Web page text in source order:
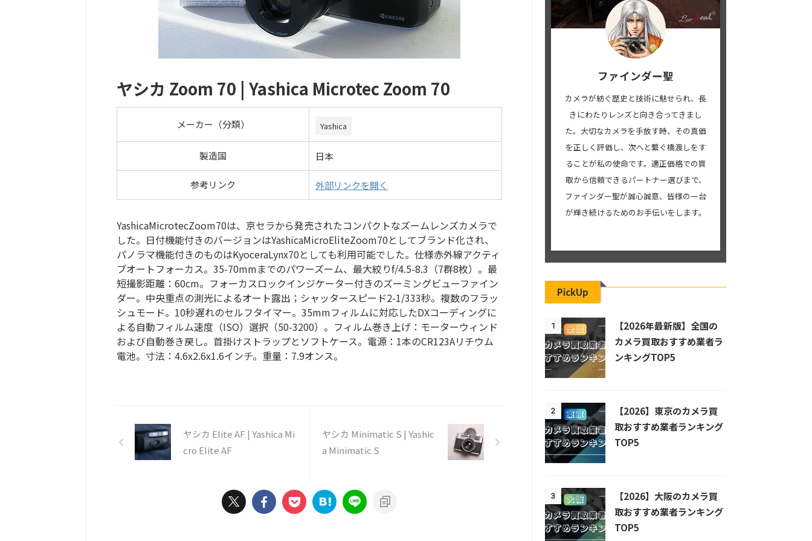
ヤシカ Zoom 70 | Yashica Microtec Zoom 70
メーカー（分類） Yashica
製造国 日本
参考リンク 外部リンクを開く
YashicaMicrotecZoom70は、京セラから発売されたコンパクトなズームレンズカメラで
した。日付機能付きのバージョンはYashicaMicroEliteZoom70としてブランド化され、
パノラマ機能付きのものはKyoceraLynx70としても利用可能でした。仕様赤外線アクティ
ブオートフォーカス。35-70mmまでのパワーズーム、最大絞りf/4.5-8.3（7群8枚）。最
短撮影距離：60cm。フォーカスロックインジケーター付きのズーミングビューファイン
ダー。中央重点の測光によるオート露出；シャッタースピード2-1/333秒。複数のフラッ
シュモード。10秒遅れのセルフタイマー。35mmフィルムに対応したDXコーディングに
よる自動フィルム速度（ISO）選択（50-3200）。フィルム巻き上げ：モーターウィンド
および自動巻き戻し。首掛けストラップとソフトケース。電源：1本のCR123Aリチウム
電池。寸法：4.6x2.6x1.6インチ。重量：7.9オンス。
ヤシカ Elite AF | Yashica Mi
cro Elite AF
ヤシカ Minimatic S | Yashic
a Minimatic S
ファインダー聖
カメラが紡ぐ歴史と技術に魅せられ、長
きにわたりレンズと向き合ってきまし
た。大切なカメラを手放す時、その真価
を正しく評価し、次へと繋ぐ橋渡しをす
ることが私の使命です。適正価格での買
取から信頼できるパートナー選びまで、
ファインダー聖が誠心誠意、皆様の一台
が輝き続けるためのお手伝いをします。
PickUp
1
【2026年最新版】全国の
カメラ買取おすすめ業者ラ
ンキングTOP5
2
【2026】東京のカメラ買
取おすすめ業者ランキング
TOP5
3
【2026】大阪のカメラ買
取おすすめ業者ランキング
TOP5